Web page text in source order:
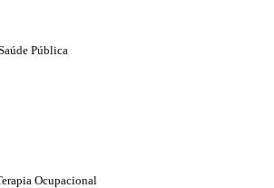
Pública
Ocupacional